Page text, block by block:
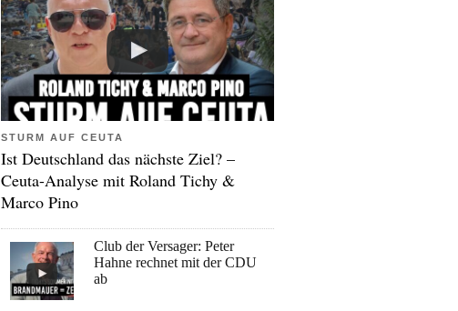
STURM AUF CEUTA
Ist Deutschland das nächste Ziel? –
Ceuta-Analyse mit Roland Tichy &
Marco Pino
Club der Versager: Peter
Hahne rechnet mit der CDU
ab